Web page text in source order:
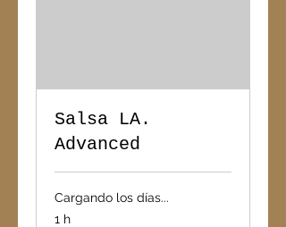
Salsa LA.
Advanced
Cargando los días...
1 h